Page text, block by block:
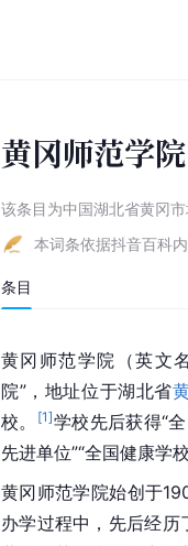
黄冈师范学院
该条目为中国湖北省黄冈
本词条依据抖音百科
条目
黄冈师范学院（英文
院”，地址位于湖北省
校。
[1]学校先后获得“
先进单位”“全国健康学
黄冈师范学院始创于
办学过程中，先后经